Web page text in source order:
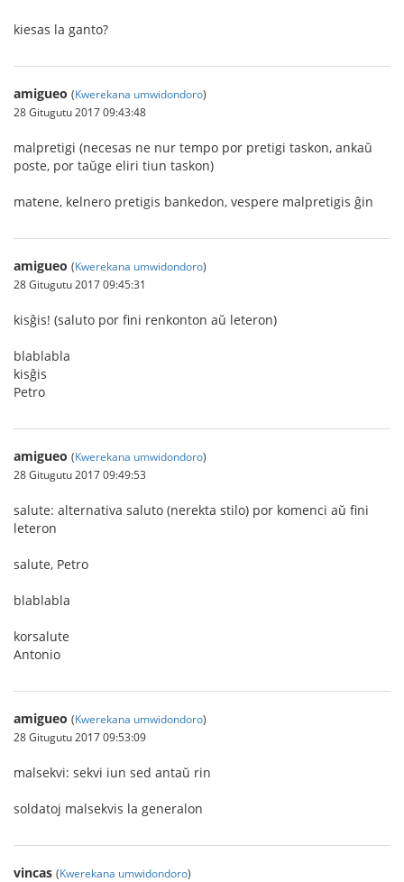
kiesas la ganto?
amigueo (Kwerekana umwidondoro)
28 Gitugutu 2017 09:43:48
malpretigi (necesas ne nur tempo por pretigi taskon, ankaŭ
poste, por taŭge eliri tiun taskon)
matene, kelnero pretigis bankedon, vespere malpretigis ĝin
amigueo (Kwerekana umwidondoro)
28 Gitugutu 2017 09:45:31
kisĝis! (saluto por fini renkonton aŭ leteron)
blablabla
kisĝis
Petro
amigueo (Kwerekana umwidondoro)
28 Gitugutu 2017 09:49:53
salute: alternativa saluto (nerekta stilo) por komenci aŭ fini
leteron
salute, Petro
blablabla
korsalute
Antonio
amigueo (Kwerekana umwidondoro)
28 Gitugutu 2017 09:53:09
malsekvi: sekvi iun sed antaŭ rin
soldatoj malsekvis la generalon
vincas (Kwerekana umwidondoro)